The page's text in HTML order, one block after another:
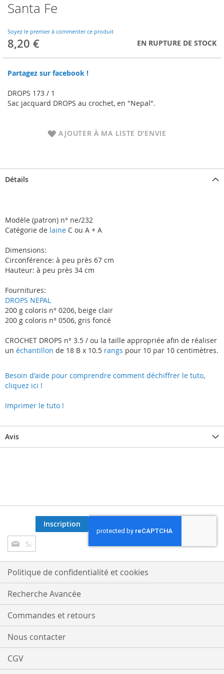
Santa Fe
Soyez le premier à commenter ce produit
8,20 € EN RUPTURE DE STOCK
Partagez sur facebook !
DROPS 173 / 1
Sac jacquard DROPS au crochet, en "Nepal".
AJOUTER À MA LISTE D’ENVIE
Skip
to
beginning
of
the
gallery
Détails
Modèle (patron) n° ne/232
Catégorie de laine C ou A + A
Dimensions:
Circonférence: à peu près 67 cm
Hauteur: à peu près 34 cm
Fournitures:
DROPS NEPAL
200 g coloris n° 0206, beige clair
200 g coloris n° 0506, gris foncé
CROCHET DROPS n° 3.5 / ou la taille appropriée afin de réaliser
un échantillon de 18 B x 10.5 rangs pour 10 par 10 centimètres.
Besoin d'aide pour comprendre comment déchiffrer le tuto,
cliquez ici !
Imprimer le tuto !
Avis
Inscription
à
notre
lettre
d’information
:
Inscription
Politique de confidentialité et cookies
Recherche Avancée
Commandes et retours
Nous contacter
CGV